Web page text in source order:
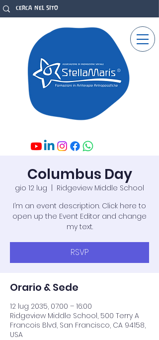
Columbus Day
gio 12 lug
Ridgeview Middle School
I’m an event description. Click here to
open up the Event Editor and change
my text.
RSVP
Orario & Sede
12 lug 2035, 07:00 – 16:00
Ridgeview Middle School, 500 Terry A
Francois Blvd, San Francisco, CA 94158,
USA